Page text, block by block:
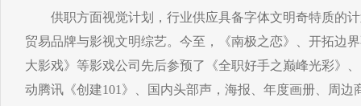
供职方面视觉计划，行业供应具备字体文明奇特质的计
贸易品牌与影视文明综艺。今至，《南极之恋》、开拓边
大影戏》等影戏公司先后参预了《全职好手之巅峰光彩》
动腾讯《创建101》、国内头部声，海报、年度画册、周边